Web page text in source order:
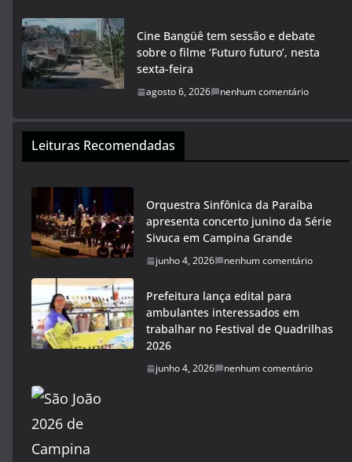
Cine Bangüê tem sessão e debate
sobre o filme ‘Futuro futuro’, nesta
sexta-feira
agosto 6, 2026 nenhum comentário
Leituras Recomendadas
Orquestra Sinfônica da Paraíba
apresenta concerto junino da Série
Sivuca em Campina Grande
junho 4, 2026 nenhum comentário
Prefeitura lança edital para
ambulantes interessados em
trabalhar no Festival de Quadrilhas
2026
junho 4, 2026 nenhum comentário